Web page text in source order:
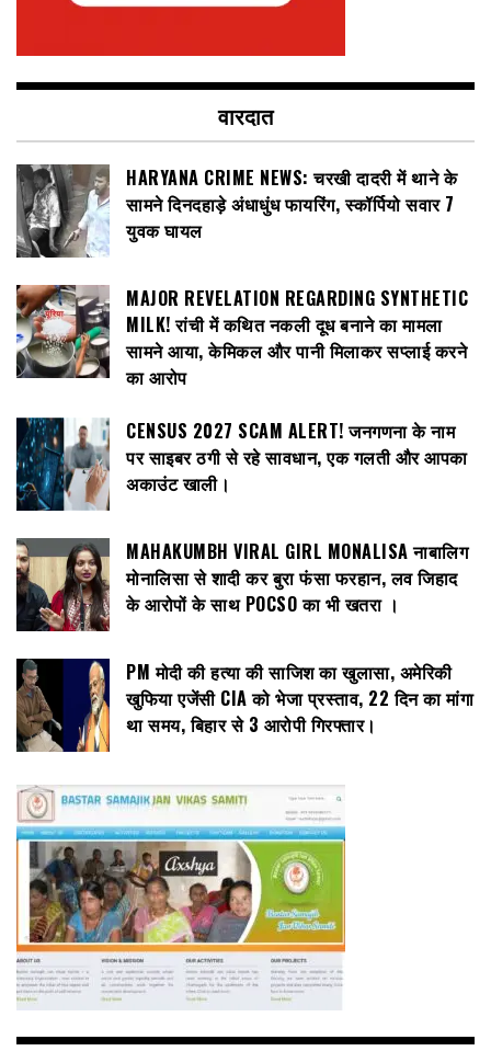
वारदात
HARYANA CRIME NEWS: चरखी दादरी में थाने के
सामने दिनदहाड़े अंधाधुंध फायरिंग, स्कॉर्पियो सवार 7
युवक घायल
MAJOR REVELATION REGARDING SYNTHETIC
MILK! रांची में कथित नकली दूध बनाने का मामला
सामने आया, केमिकल और पानी मिलाकर सप्लाई करने
का आरोप
CENSUS 2027 SCAM ALERT! जनगणना के नाम
पर साइबर ठगी से रहे सावधान, एक गलती और आपका
अकाउंट खाली।
MAHAKUMBH VIRAL GIRL MONALISA नाबालिग
मोनालिसा से शादी कर बुरा फंसा फरहान, लव जिहाद
के आरोपों के साथ POCSO का भी खतरा ।
PM मोदी की हत्या की साजिश का खुलासा, अमेरिकी
खुफिया एजेंसी CIA को भेजा प्रस्ताव, 22 दिन का मांगा
था समय, बिहार से 3 आरोपी गिरफ्तार।